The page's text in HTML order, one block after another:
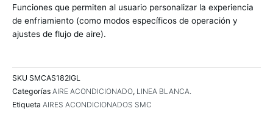
Funciones que permiten al usuario personalizar la experiencia
de enfriamiento (como modos específicos de operación y
ajustes de flujo de aire).
SKU SMCAS182IGL
Categorías AIRE ACONDICIONADO, LINEA BLANCA.
Etiqueta AIRES ACONDICIONADOS SMC